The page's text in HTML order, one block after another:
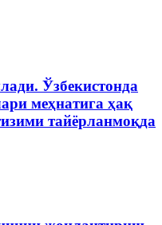
Ўзбекистонда
меҳнатига ҳақ
тайёрланмоқда